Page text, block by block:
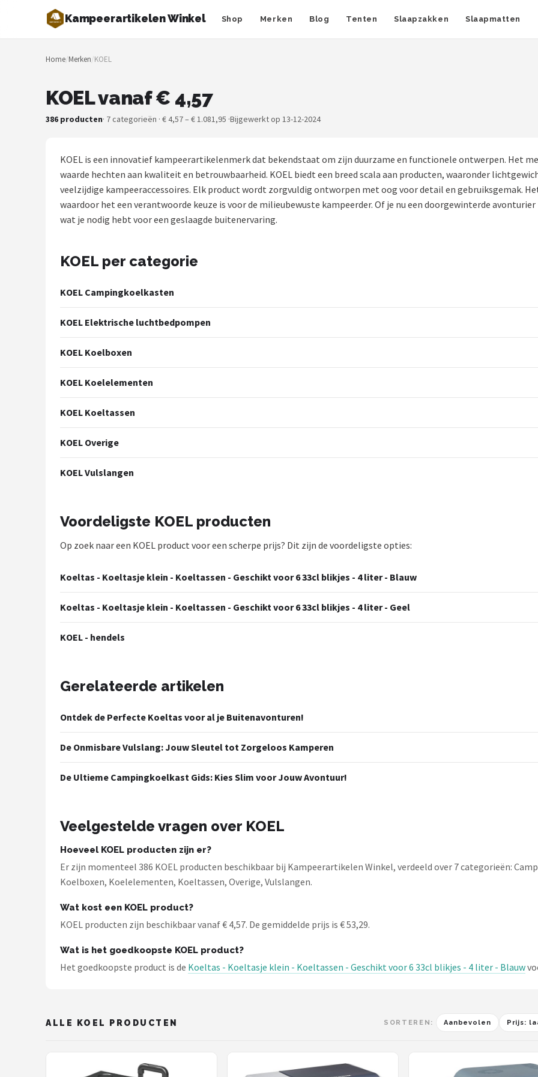
Kampeerartikelen Winkel Shop Merken Blog Tenten Slaapzakken Slaapmatten
Zoeken
NAVIGATIE
Merken
Slaapzakken
Koelboxen
Eurotrail
Campingaz
Home/Merken/KOEL
KOEL vanaf € 4,57
386 producten· 7 categorieën · € 4,57 – € 1.081,95 ·Bijgewerkt op 13-12-2024
KOEL is een innovatief kampeerartikelenmerk dat bekendstaat om zijn duurzame en functionele ontwerpen. Het
waarde hechten aan kwaliteit en betrouwbaarheid. KOEL biedt een breed scala aan producten, waaronder
veelzijdige kampeeraccessoires. Elk product wordt zorgvuldig ontworpen met oog voor detail en gebruiksgemak.
waardoor het een verantwoorde keuze is voor de milieubewuste kampeerder. Of je nu een doorgewinterde
wat je nodig hebt voor een geslaagde buitenervaring.
KOEL per categorie
KOEL Campingkoelkasten
KOEL Elektrische luchtbedpompen
KOEL Koelboxen
KOEL Koelelementen
KOEL Koeltassen
KOEL Overige
KOEL Vulslangen
Voordeligste KOEL producten
Op zoek naar een KOEL product voor een scherpe prijs? Dit zijn de voordeligste opties:
Koeltas - Koeltasje klein - Koeltassen - Geschikt voor 6 33cl blikjes - 4 liter - Blauw
Koeltas - Koeltasje klein - Koeltassen - Geschikt voor 6 33cl blikjes - 4 liter - Geel
KOEL - hendels
Gerelateerde artikelen
Ontdek de Perfecte Koeltas voor al je Buitenavonturen!
De Onmisbare Vulslang: Jouw Sleutel tot Zorgeloos Kamperen
De Ultieme Campingkoelkast Gids: Kies Slim voor Jouw Avontuur!
Veelgestelde vragen over KOEL
Hoeveel KOEL producten zijn er?
Er zijn momenteel 386 KOEL producten beschikbaar bij Kampeerartikelen Winkel, verdeeld over 7 categorieën:
Koelboxen, Koelelementen, Koeltassen, Overige, Vulslangen.
Wat kost een KOEL product?
KOEL producten zijn beschikbaar vanaf € 4,57. De gemiddelde prijs is € 53,29.
Wat is het goedkoopste KOEL product?
Het goedkoopste product is de Koeltas - Koeltasje klein - Koeltassen - Geschikt voor 6 33cl blikjes - 4 liter - Blauw
ALLE KOEL PRODUCTEN SORTEREN: Aanbevolen Prijs: